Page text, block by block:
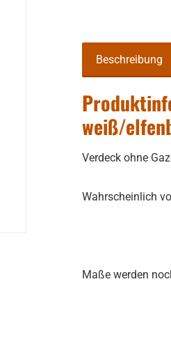
Beschreibung
weiß/
Verdeck ohne
Wahrscheinlich
Maße werden